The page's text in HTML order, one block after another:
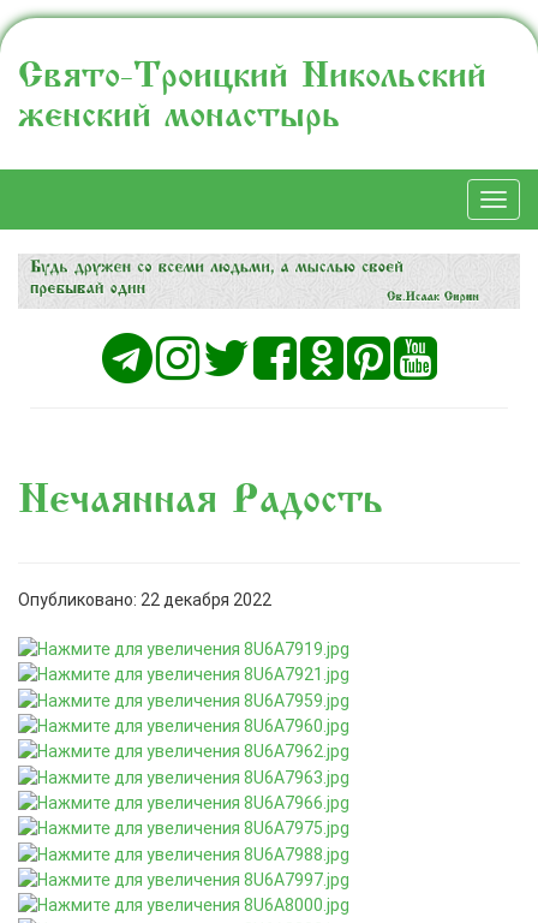
Свято-Троицкий Никольский
женский монастырь
Нечаянная Радость
Опубликовано: 22 декабря 2022